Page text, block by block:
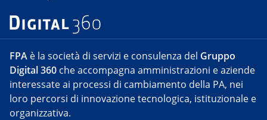
FPA è la società di servizi e consulenza del Gruppo
Digital 360 che accompagna amministrazioni e aziende
interessate ai processi di cambiamento della PA, nei
loro percorsi di innovazione tecnologica, istituzionale e
organizzativa.